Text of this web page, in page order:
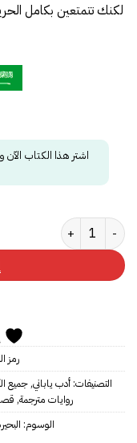
لكنك تتمتعين بكامل
اشتر هذا الكتاب
كمية البحيرة
رمز
التصنيفات: أدب ياباني,جميع
روايات مترجمة,
الوسوم: